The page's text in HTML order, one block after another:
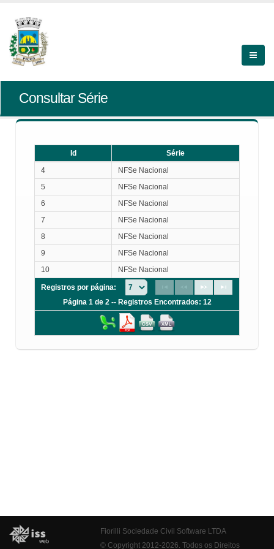
Consultar Série
Id
Série
Série
4
NFSe Nacional
5
NFSe Nacional
6
NFSe Nacional
7
NFSe Nacional
8
NFSe Nacional
9
NFSe Nacional
10
NFSe Nacional
Registros por página:
Página 1 de 2 -- Registros Encontrados: 12
Fiorilli Sociedade Civil Software LTDA
© Copyright 2012-2026. Todos os Direitos